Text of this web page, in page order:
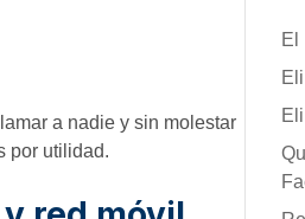
a nadie y sin molestar
por utilidad.
El